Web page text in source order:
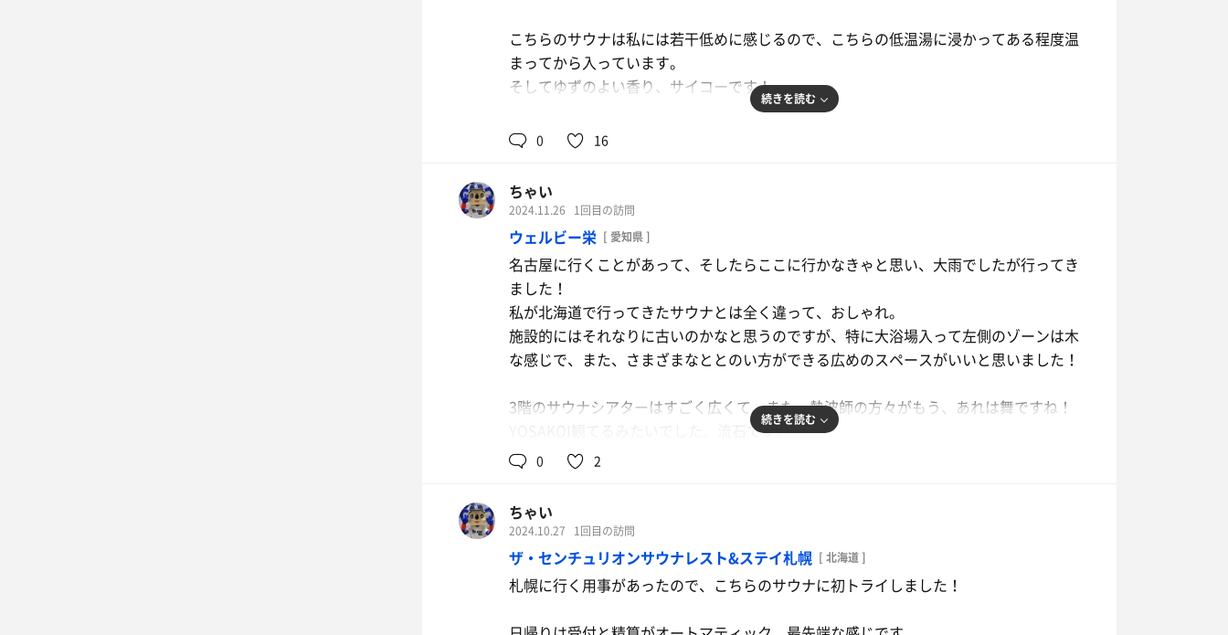
こちらのサウナは私には若干低めに感じるので、こちらの低温湯に浸かってある程度温
まってから入っています。
そしてゆずのよい香り、サイコーです！
温まった後はサ室へ。
狭いので、ずっと占拠するわけにもいかないので、サクッと。
温めてから入ると、サクッといい感じになります。
その後に汗を流して水風呂へ！
ニコーリフレさんのようなキンとした冷たさです。
ブクブクもないので落ち着いて入れます。
昔ながらの銭湯なのでいわゆるととのいスペースはありませんが、みんな浴槽のふちで
ととのってるので、そちらに混じって休憩しました。
みなさんも書かれてますが、常連さんが多くてアットホームな雰囲気もまたいい感じで
麗にリニューアルされていました。駐車台数も増えて停めやすくなった気がします。
本日もよいサ活でした。
続きを読む
0 16
ちゃい
2024.11.26 1回目の訪問
ウェルビー栄 [ 愛知県 ]
名古屋に行くことがあって、そしたらここに行かなきゃと思い、大雨でしたが行ってき
ました！
私が北海道で行ってきたサウナとは全く違って、おしゃれ。
施設的にはそれなりに古いのかなと思うのですが、特に大浴場入って左側のゾーンは木
な感じで、また、さまざまなととのい方ができる広めのスペースがいいと思いました！
3階のサウナシアターはすごく広くて、また、熱波師の方々がもう、あれは舞ですね！
YOSAKOI観てるみたいでした。流石です。
続きを読む
0 2
ちゃい
2024.10.27 1回目の訪問
ザ・センチュリオンサウナレスト&ステイ札幌 [ 北海道 ]
札幌に行く用事があったので、こちらのサウナに初トライしました！